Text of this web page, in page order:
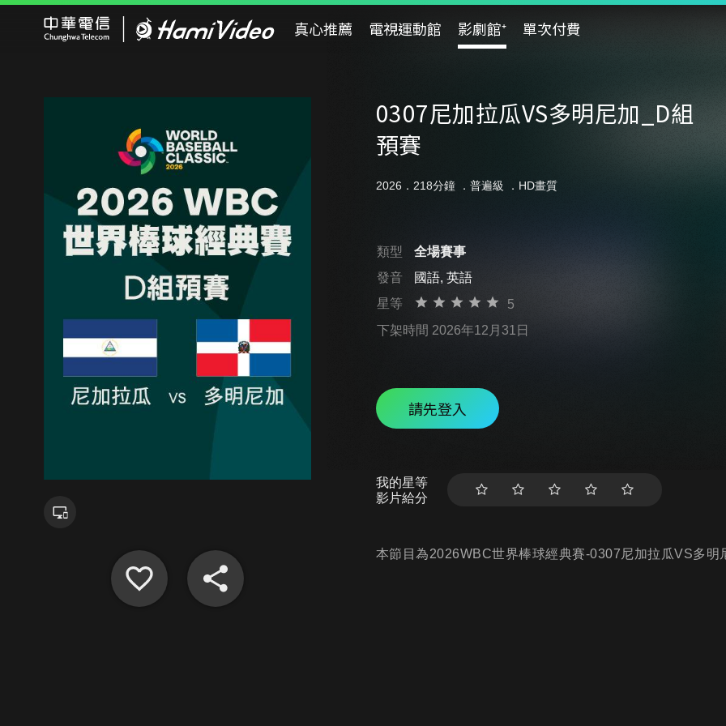
真心推薦 電視運動館 影劇館⁺ 單次付費
0307尼加拉瓜VS多明尼加_D組
預賽
2026．218分鐘 ． 普遍級 ．HD畫質
類型
全場賽事
發音
國語, 英語
星等
5
下架時間 2026年12月31日
請先登入
我的星等
影片給分
本節目為2026WBC世界棒球經典賽-0307尼加拉瓜VS多明